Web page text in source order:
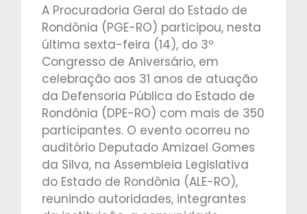
A Procuradoria Geral do Estado de
Rondônia (PGE-RO) participou, nesta
última sexta-feira (14), do 3º
Congresso de Aniversário, em
celebração aos 31 anos de atuação
da Defensoria Pública do Estado de
Rondônia (DPE-RO) com mais de 350
participantes. O evento ocorreu no
auditório Deputado Amizael Gomes
da Silva, na Assembleia Legislativa
do Estado de Rondônia (ALE-RO),
reunindo autoridades, integrantes